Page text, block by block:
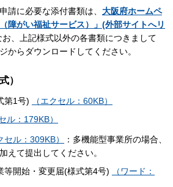
請に必要な添付書類は、 大阪府ホームペ
障がい福祉サービス）」(外部サイトへリ
、上記様式以外の各書類につきまして
からダウンロードしてください。
）
第1号)
（エクセル：60KB）
ル：179KB）
セル：309KB）
：多機能型事業所の場合、
えて提出してください。
等開始・変更届(様式第4号)
（ワード：